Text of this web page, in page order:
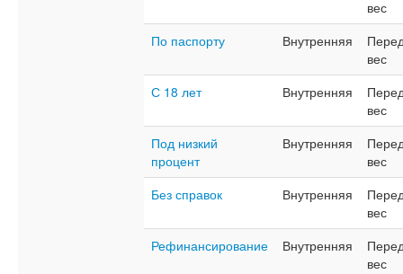
вес
По паспорту
Внутренняя
вес
С 18 лет
Внутренняя
вес
Под низкий
процент
Внутренняя
вес
Без справок
Внутренняя
вес
Рефинансирование
Внутренняя
вес